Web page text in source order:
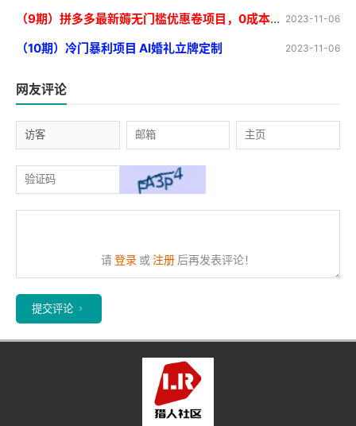
2023-11-06
（9期）拼多多最新薅无门槛优惠卷项目，0成本，目前还能做，一单在50-500 (仅揭秘
2023-11-06
（10期）冷门暴利项目 AI婚礼立牌定制
网友评论
请登录 或 注册 后再发表评论！
提交评论